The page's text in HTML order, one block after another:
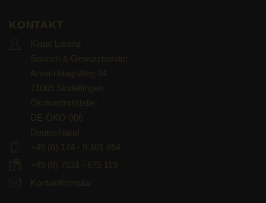
KONTAKT
Klaus Lorenz
Saucen & Gewürzhandel
Anna-Haag-Weg 34
71069 Sindelfingen
Ökokontrollstelle:
DE-ÖKO-006
Deutschland
+49 (0) 174 - 9 101 854
+49 (0) 7031 - 675 119
Kontaktformular